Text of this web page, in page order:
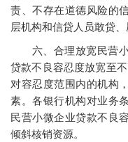
责、不存在道德风险的
层机构和信贷人员敢贷、
六、合理放宽民营
贷款不良容忍度放宽至
对容忍度范围内的机构
素。各银行机构对业务
民营小微企业贷款不良
倾斜核销资源。